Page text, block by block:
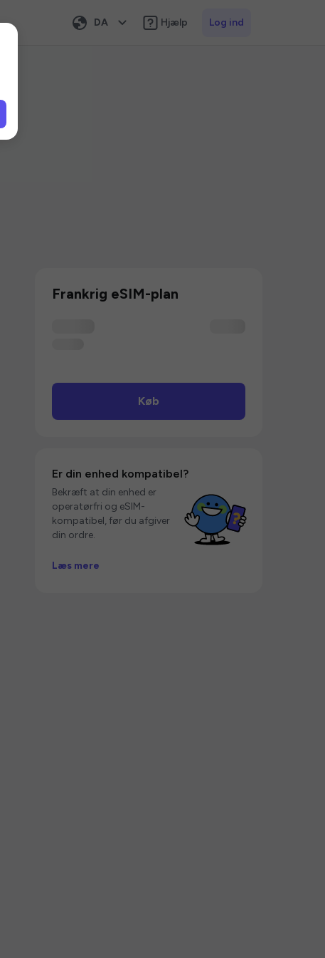
DA Hjælp Log ind
Frankrig eSIM-plan
Køb
Er din enhed kompatibel?
Bekræft at din enhed er
operatørfri og eSIM-
kompatibel, før du afgiver
din ordre.
Læs mere